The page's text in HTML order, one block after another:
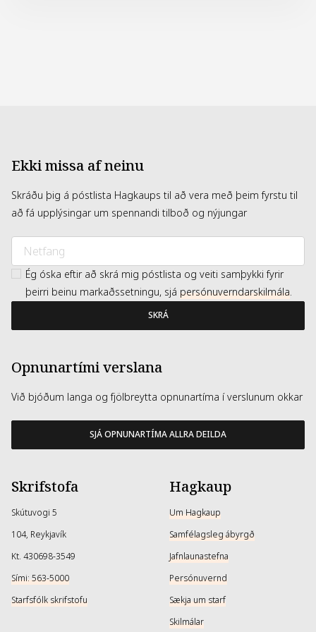
Ekki missa af neinu
Skráðu þig á póstlista Hagkaups til að vera með þeim fyrstu til
að fá upplýsingar um spennandi tilboð og nýjungar
Ég óska eftir að skrá mig póstlista og veiti samþykki fyrir
þeirri beinu markaðssetningu, sjá persónuverndarskilmála.
SKRÁ
Opnunartími verslana
Við bjóðum langa og fjölbreytta opnunartíma í verslunum okkar
SJÁ OPNUNARTÍMA ALLRA DEILDA
Skrifstofa
Skútuvogi 5
104, Reykjavík
Kt. 430698-3549
Sími: 563-5000
Starfsfólk skrifstofu
Hagkaup
Um Hagkaup
Samfélagsleg ábyrgð
Jafnlaunastefna
Persónuvernd
Sækja um starf
Skilmálar